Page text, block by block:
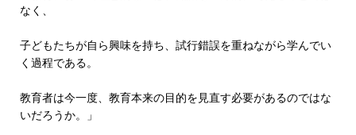
なく、
子どもたちが自ら興味を持ち、試行錯誤を重ねながら学んでい
く過程である。
教育者は今一度、教育本来の目的を見直す必要があるのではな
いだろうか。」